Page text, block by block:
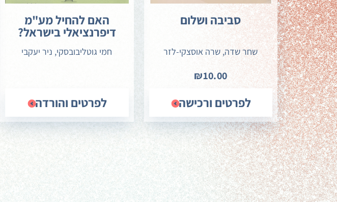
סביבה ושלום
שחר שדה, שרה אוסצקי-לזר
₪10.00
לפרטים ורכישה
האם להחיל מע"מ
דיפרנציאלי בישראל?
חמי גוטליבובסקי, ניר יעקבי
לפרטים והורדה